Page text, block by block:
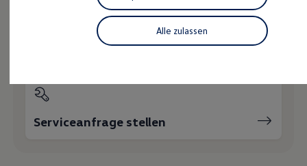
Golf Kollektion
ID. Kollektion
Volkswagen Kollektion
R-Kollektion
Besitzer und Service
myVolkswagen
Software Updates
Servicetermin buchen
Serviceanfrage stellen
Alle zulassen